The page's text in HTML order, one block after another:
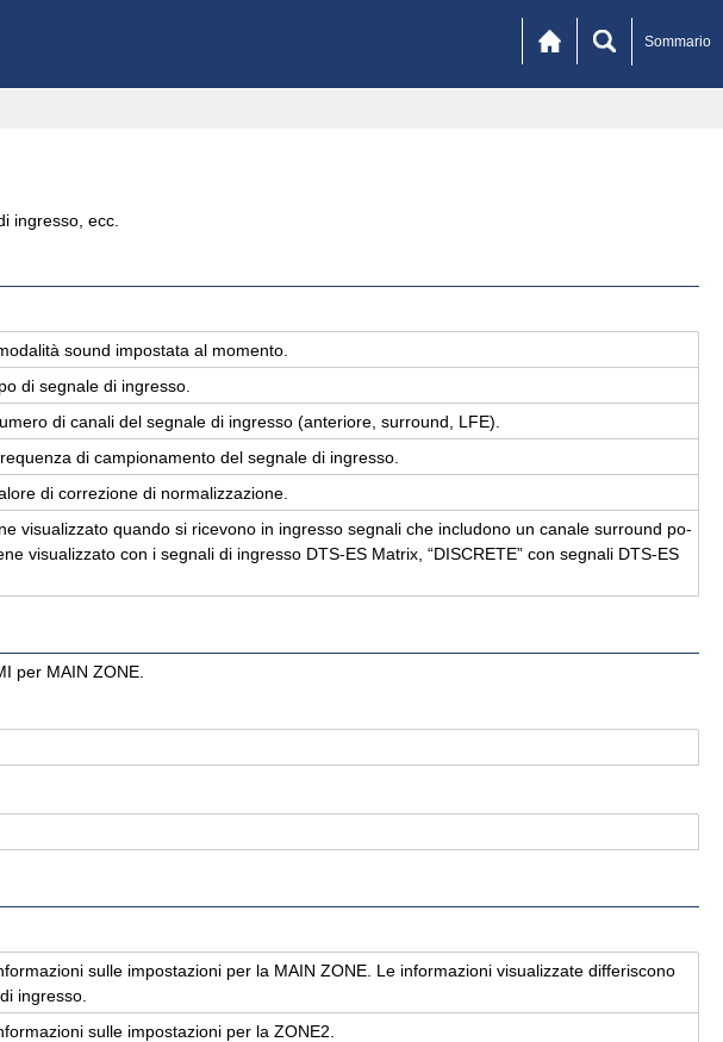
Sommario
ingresso, ecc.
sound im­po­sta­ta al mo­men­to.
di se­gna­le di in­gres­so.
di ca­na­li del se­gna­le di in­gres­so (an­te­rio­re, sur­round, LFE).
di cam­pio­na­men­to del se­gna­le di in­gres­so.
di cor­re­zio­ne di nor­ma­liz­za­zio­ne.
vi­sua­liz­za­to quan­do si ri­ce­vo­no in in­gres­so se­gna­li che in­clu­do­no un ca­na­le sur­round po­
vi­sua­liz­za­to con i se­gna­li di in­gres­so DTS-ES Ma­trix, “DI­SCRE­TE” con se­gna­li DTS-ES
per MAIN ZONE.
sulle im­po­sta­zio­ni per la MAIN ZONE. Le in­for­ma­zio­ni vi­sua­liz­za­te dif­fe­ri­sco­no
in­gres­so.
sulle im­po­sta­zio­ni per la ZONE2.